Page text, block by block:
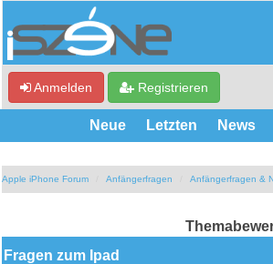
Anmelden Registrieren
Neue Letzten News
Apple iPhone Forum Anfängerfragen Anfängerfragen &
Fragen zum Ipad